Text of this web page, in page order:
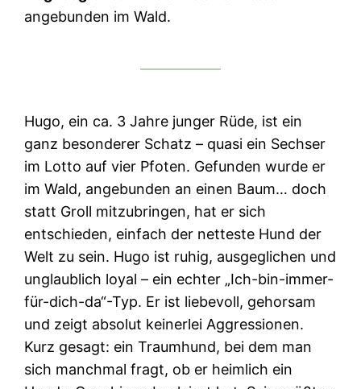
angebunden im Wald.
Hugo, ein ca. 3 Jahre junger Rüde, ist ein
ganz besonderer Schatz – quasi ein Sechser
im Lotto auf vier Pfoten. Gefunden wurde er
im Wald, angebunden an einen Baum… doch
statt Groll mitzubringen, hat er sich
entschieden, einfach der netteste Hund der
Welt zu sein. Hugo ist ruhig, ausgeglichen und
unglaublich loyal – ein echter „Ich-bin-immer-
für-dich-da“-Typ. Er ist liebevoll, gehorsam
und zeigt absolut keinerlei Aggressionen.
Kurz gesagt: ein Traumhund, bei dem man
sich manchmal fragt, ob er heimlich ein